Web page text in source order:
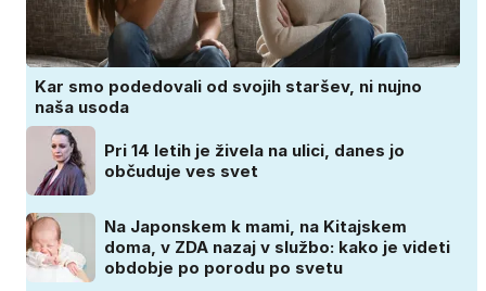
Kar smo podedovali od svojih staršev, ni nujno
naša usoda
Pri 14 letih je živela na ulici, danes jo
občuduje ves svet
Na Japonskem k mami, na Kitajskem
doma, v ZDA nazaj v službo: kako je videti
obdobje po porodu po svetu